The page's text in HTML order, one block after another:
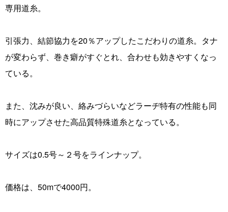
専用道糸。
引張力、結節協力を20％アップしたこだわりの道糸。タナ
が変わらず、巻き癖がすぐとれ、合わせも効きやすくなっ
ている。
また、沈みが良い、絡みづらいなどラーヂ特有の性能も同
時にアップさせた高品質特殊道糸となっている。
サイズは0.5号～２号をラインナップ。
価格は、50mで4000円。